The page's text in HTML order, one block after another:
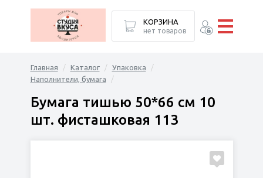
Главная Каталог
Упаковка
Наполнители, бумага
Бумага тишью 50*66 см 10
шт. фисташковая 113
КОРЗИНА
нет товаров